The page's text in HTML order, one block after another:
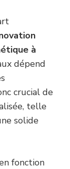
à
dépend
crucial de
telle
solide
fonction